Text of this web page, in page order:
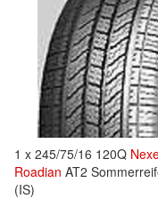
1 x 245/75/16 120Q
Roadian AT2
(IS)